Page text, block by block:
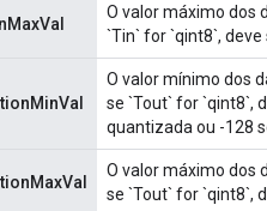
O valor máximo dos
`Tin` for `qint8`,
O valor mínimo dos
se `Tout` for `qint8`,
quantizada ou -128
O valor máximo dos
se `Tout` for `qint8`,